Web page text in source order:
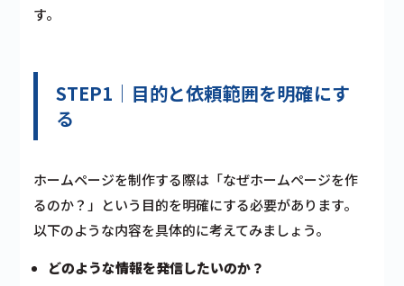
す。
STEP1｜目的と依頼範囲を明確にす
る
ホームページを制作する際は「なぜホームページを作
るのか？」という目的を明確にする必要があります。
以下のような内容を具体的に考えてみましょう。
どのような情報を発信したいのか？